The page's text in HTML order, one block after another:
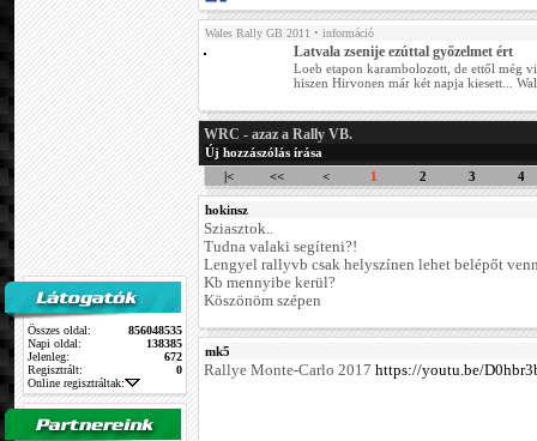
Összes oldal:
856048535
Napi oldal:
138385
Jelenleg:
672
Regisztrált:
0
Online regisztráltak:
Wales Rally GB 2011 • információ
Latvala zsenije ezúttal győzelmet ért
Loeb etapon karambolozott, de ettől még
hiszen Hirvonen már két napja kiesett...
WRC - azaz a Rally VB.
Új hozzászólás írása
|<
<< < 1 2 3 4
hokinsz
Sziasztok..
Tudna valaki segíteni?!
Lengyel rallyvb csak helyszínen lehet belépőt
Kb mennyibe kerül?
Köszönöm szépen
mk5
Rallye Monte-Carlo 2017 https://youtu.be/